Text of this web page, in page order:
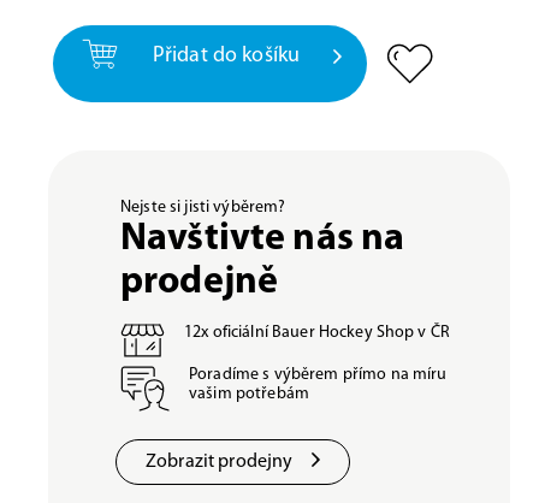
Přidat do košíku
Nejste si jisti výběrem?
Navštivte nás na
prodejně
12x oficiální Bauer Hockey Shop v ČR
Poradíme s výběrem přímo na míru
vašim potřebám
Zobrazit prodejny